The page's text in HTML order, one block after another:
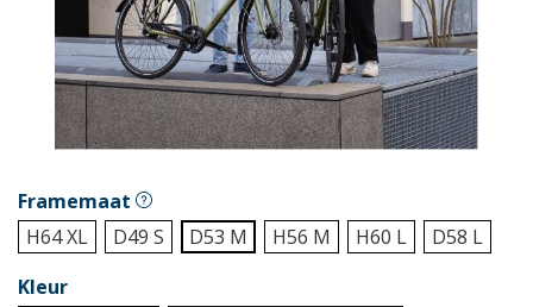
Framemaat
H64 XL
D49 S D53 M H56 M H60 L
D58 L
Kleur